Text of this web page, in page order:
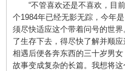
“不管喜欢还是不喜欢，目前
个1984年已经无影无踪，今年
须尽快适应这个带着问号的世
了生存下去，得尽快了解并顺
相遇后便各奔东西的三十岁男
故事变成复杂的长篇。我想将